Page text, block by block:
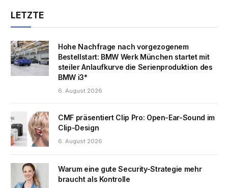
LETZTE
Hohe Nachfrage nach vorgezogenem
Bestellstart: BMW Werk München startet mit
steiler Anlaufkurve die Serienproduktion des
BMW i3*
6. August 2026
CMF präsentiert Clip Pro: Open-Ear-Sound im
Clip-Design
6. August 2026
Warum eine gute Security-Strategie mehr
braucht als Kontrolle